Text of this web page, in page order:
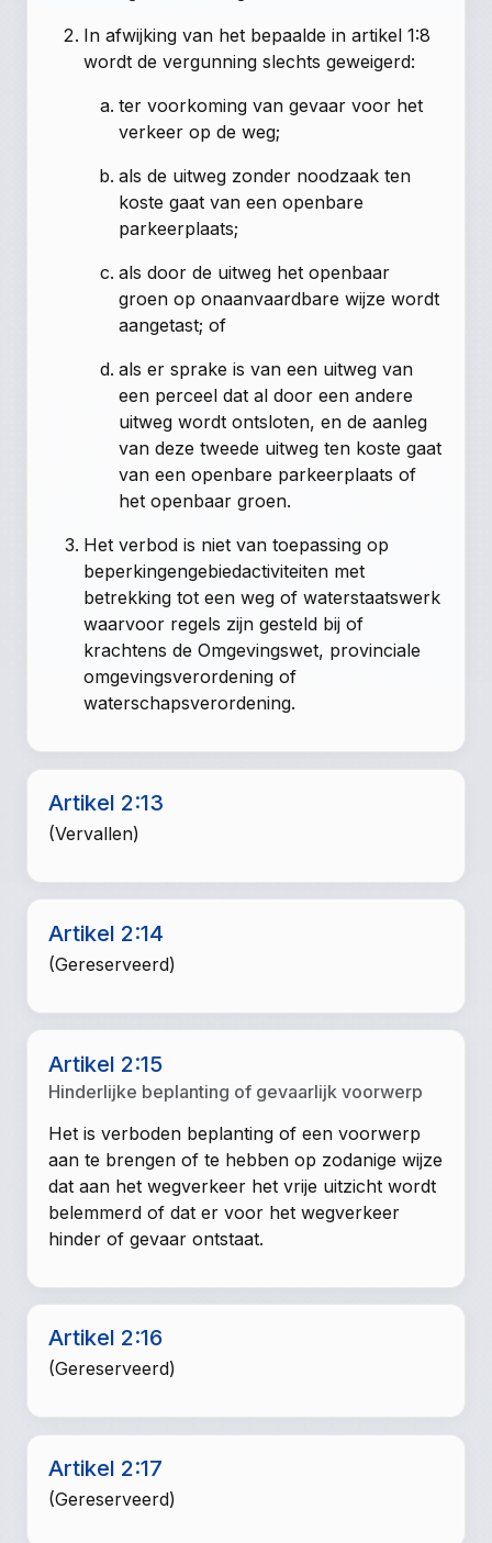
In afwijking van het bepaalde in artikel 1:8
wordt de vergunning slechts geweigerd:
ter voorkoming van gevaar voor het
verkeer op de weg;
als de uitweg zonder noodzaak ten
koste gaat van een openbare
parkeerplaats;
als door de uitweg het openbaar
groen op onaanvaardbare wijze wordt
aangetast; of
als er sprake is van een uitweg van
een perceel dat al door een andere
uitweg wordt ontsloten, en de aanleg
van deze tweede uitweg ten koste gaat
van een openbare parkeerplaats of
het openbaar groen.
Het verbod is niet van toepassing op
beperkingengebiedactiviteiten met
betrekking tot een weg of waterstaatswerk
waarvoor regels zijn gesteld bij of
krachtens de Omgevingswet, provinciale
omgevingsverordening of
waterschapsverordening.
Artikel 2:13
(Vervallen)
Artikel 2:14
(Gereserveerd)
Artikel 2:15
Hinderlijke beplanting of gevaarlijk voorwerp
Het is verboden beplanting of een voorwerp
aan te brengen of te hebben op zodanige wijze
dat aan het wegverkeer het vrije uitzicht wordt
belemmerd of dat er voor het wegverkeer
hinder of gevaar ontstaat.
Artikel 2:16
(Gereserveerd)
Artikel 2:17
(Gereserveerd)